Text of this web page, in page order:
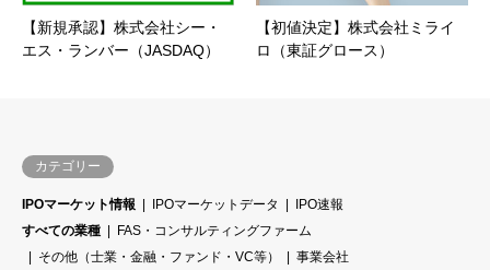
【新規承認】株式会社シー・
エス・ランバー（JASDAQ）
【初値決定】株式会社ミライ
ロ（東証グロース）
カテゴリー
IPOマーケット情報 IPOマーケットデータ
IPO速報
すべての業種
FAS・コンサルティングファーム
その他（士業・金融・ファンド・VC等）
事業会社